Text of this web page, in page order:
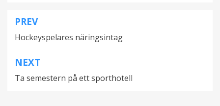
Inläggsnavigering
PREV
Hockeyspelares näringsintag
NEXT
Ta semestern på ett sporthotell